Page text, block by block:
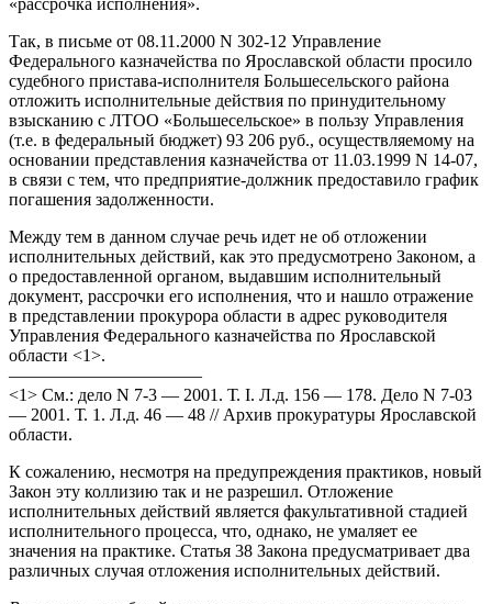
Так, в письме от 08.11.2000 N 302-12 Управление
Федерального казначейства по Ярославской области просило
судебного пристава-исполнителя Большесельского района
отложить исполнительные действия по принудительному
взысканию с ЛТОО «Большесельское» в пользу Управления
(т.е. в федеральный бюджет) 93 206 руб., осуществляемому на
основании представления казначейства от 11.03.1999 N 14-07,
в связи с тем, что предприятие-должник предоставило график
погашения задолженности.
Между тем в данном случае речь идет не об отложении
исполнительных действий, как это предусмотрено Законом, а
о предоставленной органом, выдавшим исполнительный
документ, рассрочки его исполнения, что и нашло отражение
в представлении прокурора области в адрес руководителя
Управления Федерального казначейства по Ярославской
области <1>.
———————————
<1> См.: дело N 7-3 — 2001. Т. I. Л.д. 156 — 178. Дело N 7-03
— 2001. Т. 1. Л.д. 46 — 48 // Архив прокуратуры Ярославской
области.
К сожалению, несмотря на предупреждения практиков, новый
Закон эту коллизию так и не разрешил. Отложение
исполнительных действий является факультативной стадией
исполнительного процесса, что, однако, не умаляет ее
значения на практике. Статья 38 Закона предусматривает два
различных случая отложения исполнительных действий.